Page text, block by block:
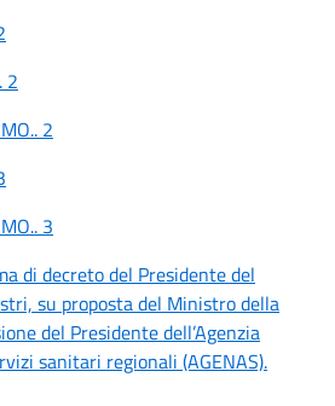
2
2
3
di decreto del Presidente del
su proposta del Ministro della
del Presidente dell’Agenzia
sanitari regionali (AGENAS).